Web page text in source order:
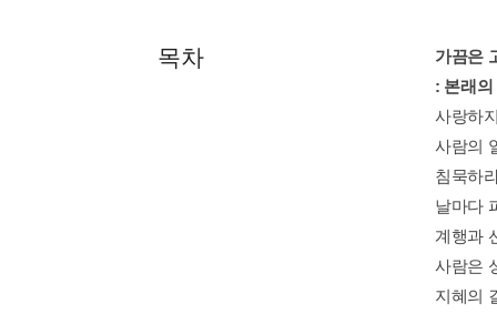
목차
가끔은
: 본래
사랑하
사람의
침묵하
날마다
계행과
사람은
지혜의